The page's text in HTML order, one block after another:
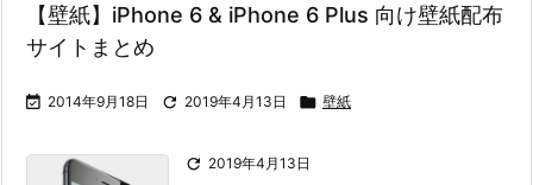
【壁紙】iPhone 6 & iPhone 6 Plus 向け壁紙配布
サイトまとめ
 2014年9月18日  2019年4月13日  壁紙
 2019年4月13日